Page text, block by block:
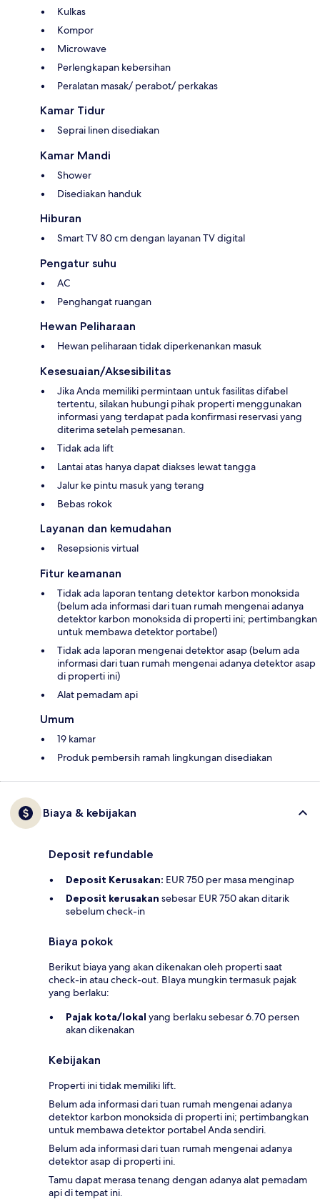
Kulkas
Kompor
Microwave
Perlengkapan kebersihan
Peralatan masak/ perabot/ perkakas
Kamar Tidur
Seprai linen disediakan
Kamar Mandi
Shower
Disediakan handuk
Hiburan
Smart TV 80 cm dengan layanan TV digital
Pengatur suhu
AC
Penghangat ruangan
Hewan Peliharaan
Hewan peliharaan tidak diperkenankan masuk
Kesesuaian/Aksesibilitas
Jika Anda memiliki permintaan untuk fasilitas difabel
tertentu, silakan hubungi pihak properti menggunakan
informasi yang terdapat pada konfirmasi reservasi yang
diterima setelah pemesanan.
Tidak ada lift
Lantai atas hanya dapat diakses lewat tangga
Jalur ke pintu masuk yang terang
Bebas rokok
Layanan dan kemudahan
Resepsionis virtual
Fitur keamanan
Tidak ada laporan tentang detektor karbon monoksida
(belum ada informasi dari tuan rumah mengenai adanya
detektor karbon monoksida di properti ini; pertimbangkan
untuk membawa detektor portabel)
Tidak ada laporan mengenai detektor asap (belum ada
informasi dari tuan rumah mengenai adanya detektor asap
di properti ini)
Alat pemadam api
Umum
19 kamar
Produk pembersih ramah lingkungan disediakan
Biaya & kebijakan
Deposit refundable
Deposit Kerusakan: EUR 750 per masa menginap
Deposit kerusakan sebesar EUR 750 akan ditarik
sebelum check-in
Biaya pokok
Berikut biaya yang akan dikenakan oleh properti saat
check-in atau check-out. BIaya mungkin termasuk pajak
yang berlaku:
Pajak kota/lokal yang berlaku sebesar 6.70 persen
akan dikenakan
Kebijakan
Properti ini tidak memiliki lift.
Belum ada informasi dari tuan rumah mengenai adanya
detektor karbon monoksida di properti ini; pertimbangkan
untuk membawa detektor portabel Anda sendiri.
Belum ada informasi dari tuan rumah mengenai adanya
detektor asap di properti ini.
Tamu dapat merasa tenang dengan adanya alat pemadam
api di tempat ini.